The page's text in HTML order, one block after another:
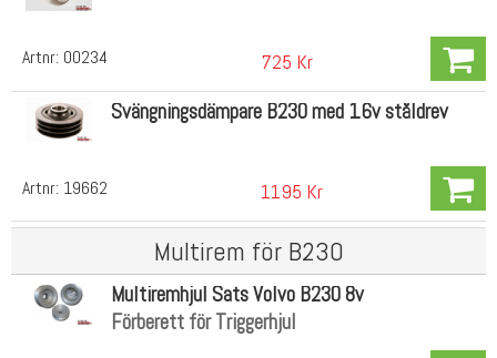
Artnr: 00234 725 Kr
Artnr: 19662
Svängningsdämpare B230 med 16v ståldrev
1195 Kr
Multirem för B230
Multiremhjul Sats Volvo B230 8v
Förberett för Triggerhjul